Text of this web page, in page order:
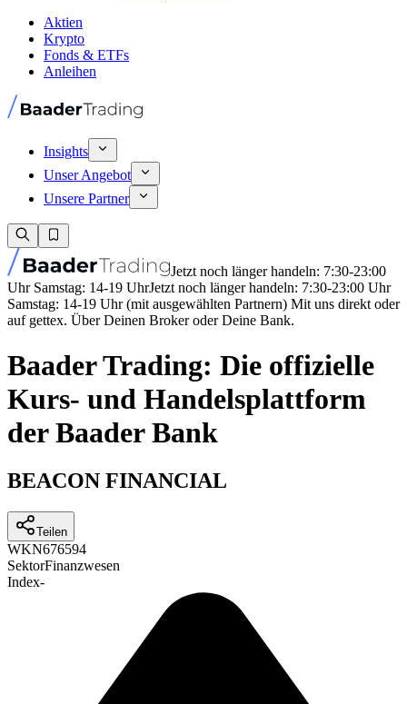
Aktien
Krypto
Fonds & ETFs
Anleihen
Insights
Unser Angebot
Unsere Partner
Jetzt noch länger handeln: 7:30-23:00
Uhr Samstag: 14-19 UhrJetzt noch länger handeln: 7:30-23:00 Uhr
Samstag: 14-19 Uhr (mit ausgewählten Partnern) Mit uns direkt oder
auf gettex. Über Deinen Broker oder Deine Bank.
Baader Trading: Die offizielle
Kurs- und Handelsplattform
der Baader Bank
BEACON FINANCIAL
Teilen
WKN676594
SektorFinanzwesen
Index-